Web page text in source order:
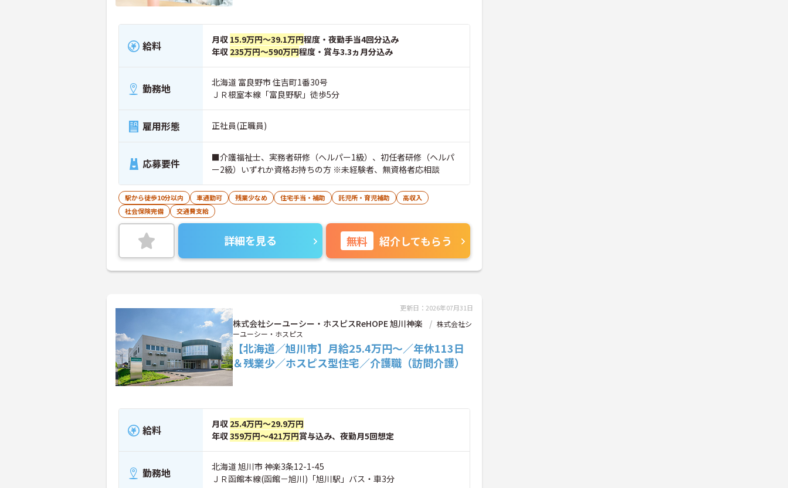
給料 月収 15.9万円～39.1万円程度・夜勤手当4回分込み
年収 235万円～590万円程度・賞与3.3ヵ月分込み
勤務地
北海道 富良野市 住吉町1番30号
ＪＲ根室本線「富良野駅」徒歩5分
雇用形態 正社員(正職員)
応募要件
■介護福祉士、実務者研修（ヘルパー1級）、初任者研修（ヘルパ
ー2級）いずれか資格お持ちの方 ※未経験者、無資格者応相談
駅から徒歩10分以内 車通勤可 残業少なめ 住宅手当・補助 託児所・育児補助
高収入
社会保険完備
交通費支給
詳細を見る 無料 紹介してもらう
更新日：2026年07月31日
株式会社シーユーシー・ホスピスReHOPE 旭川神楽
株式会社シ
ーユーシー・ホスピス
【北海道／旭川市】月給25.4万円～／年休113日
＆残業少／ホスピス型住宅／介護職（訪問介護）
給料 月収 25.4万円～29.9万円
年収359万円～421万円賞与込み、夜勤月5回想定
勤務地
北海道 旭川市 神楽3条12-1-45
ＪＲ函館本線(函館－旭川)「旭川駅」バス・車3分